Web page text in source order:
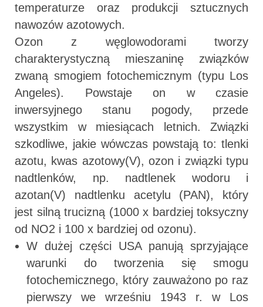
temperaturze oraz produkcji sztucznych
nawozów azotowych.
Ozon z węglowodorami tworzy
charakterystyczną mieszaninę związków
zwaną smogiem fotochemicznym (typu Los
Angeles). Powstaje on w czasie
inwersyjnego stanu pogody, przede
wszystkim w miesiącach letnich. Związki
szkodliwe, jakie wówczas powstają to: tlenki
azotu, kwas azotowy(V), ozon i związki typu
nadtlenków, np. nadtlenek wodoru i
azotan(V) nadtlenku acetylu (PAN), który
jest silną trucizną (1000 x bardziej toksyczny
od NO2 i 100 x bardziej od ozonu).
W dużej części USA panują sprzyjające
warunki do tworzenia się smogu
fotochemicznego, który zauważono po raz
pierwszy we wrześniu 1943 r. w Los